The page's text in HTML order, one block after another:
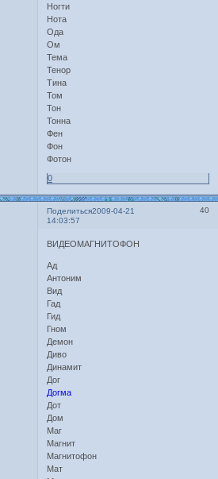
Ногти
Нота
Ода
Ом
Тема
Тенор
Тина
Том
Тон
Тонна
Фен
Фон
Фотон
0
Поделиться 40
2009-04-21
14:03:57
ВИДЕОМАГНИТОФОН
Ад
Антоним
Вид
Гад
Гид
Гном
Демон
Диво
Динамит
Дог
Догма
Дот
Дом
Маг
Магнит
Магнитофон
Мат